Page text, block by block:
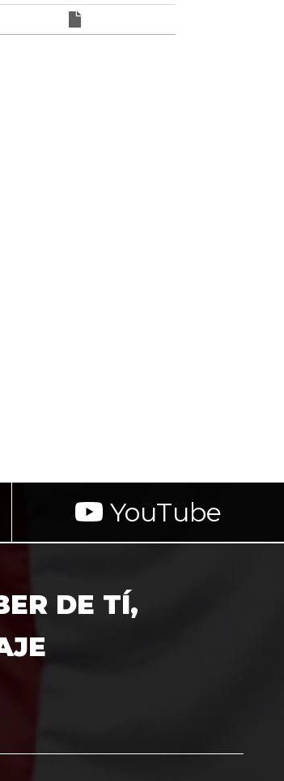
YouTube
DE TÍ,